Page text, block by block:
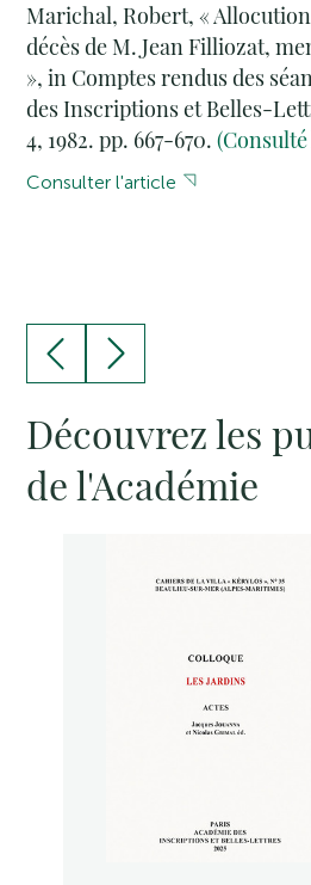
Marichal, Robert, «
décès de M. Jean Filliozat,
», in Comptes rendus des
des Inscriptions et Belles-
4, 1982. pp. 667-670.(Consulté
Consulter l'article
Découvrez les
de l'Académie